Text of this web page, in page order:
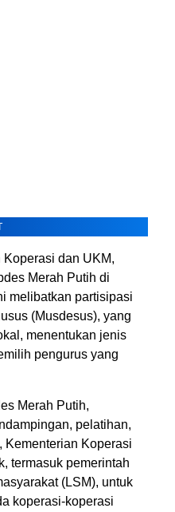
dan UKM,
Merah Putih di
melibatkan partisipasi
(Musdesus), yang
menentukan jenis
pengurus yang
Merah Putih,
pelatihan,
Kementerian Koperasi
termasuk pemerintah
(LSM), untuk
koperasi-koperasi